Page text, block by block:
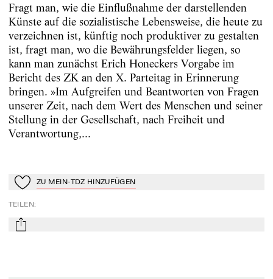
Fragt man, wie die Einflußnahme der darstellenden
Künste auf die sozialistische Lebensweise, die heute zu
verzeichnen ist, künftig noch produktiver zu gestalten
ist, fragt man, wo die Bewährungsfelder liegen, so
kann man zunächst Erich Honeckers Vorgabe im
Bericht des ZK an den X. Parteitag in Erinnerung
bringen. »Im Aufgreifen und Beantworten von Fragen
unserer Zeit, nach dem Wert des Menschen und seiner
Stellung in der Gesellschaft, nach Freiheit und
Verantwortung,...
Zu Mein-TdZ hinzufügen
ZU MEIN-TDZ HINZUFÜGEN
TEILEN:
mail